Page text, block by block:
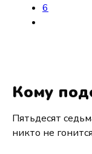
6
Кому
Пятьдесят
никто не